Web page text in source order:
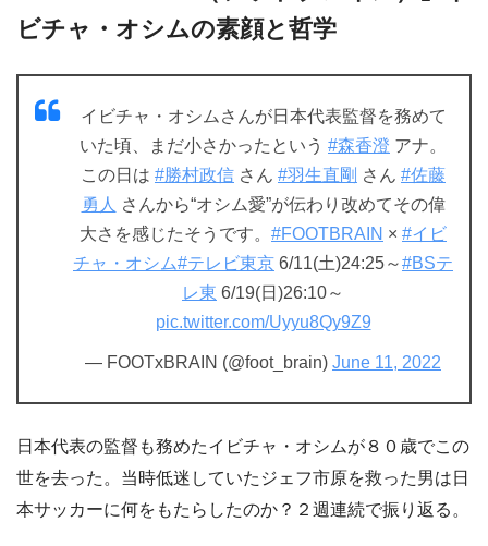
ビチャ・オシムの素顔と哲学
イビチャ・オシムさんが日本代表監督を務めて
いた頃、まだ小さかったという #森香澄 アナ。
この日は #勝村政信 さん #羽生直剛 さん #佐藤
勇人 さんから“オシム愛”が伝わり改めてその偉
大さを感じたそうです。 #FOOTBRAIN × #イビ
チャ・オシム#テレビ東京 6/11(土)24:25～#BSテ
レ東 6/19(日)26:10～
pic.twitter.com/Uyyu8Qy9Z9
— FOOTxBRAIN (@foot_brain) June 11, 2022
日本代表の監督も務めたイビチャ・オシムが８０歳でこの
世を去った。当時低迷していたジェフ市原を救った男は日
本サッカーに何をもたらしたのか？２週連続で振り返る。